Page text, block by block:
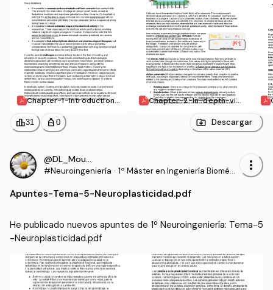
Chapter-1-Introduction-t
rical-behavior-of-cells-a
nd-tissues..pdf
Chapter-2-In-depth-vie
leaderboard31 personal_bag 0 Descargar
@DL_Moura
#Neuroingeniería · 1º Máster en Ingeniería Biomédi
more_vert
Apuntes-Tema-5-Neuroplasticidad.pdf
He publicado nuevos apuntes de 1º Neuroingeniería: Tema-5
-Neuroplasticidad.pdf